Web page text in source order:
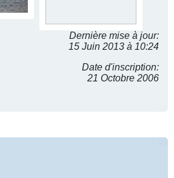
Dernière mise à jour:
15 Juin 2013 à 10:24
Date d'inscription:
21 Octobre 2006